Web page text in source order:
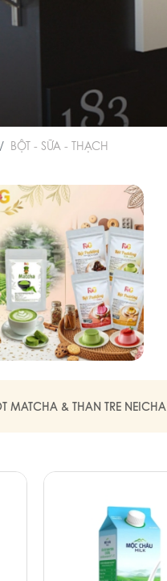
BỘT - SỮA - THẠCH
MATCHA & THAN TRE NEICHA